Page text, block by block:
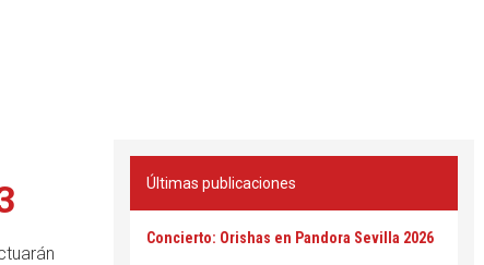
Últimas publicaciones
Concierto: Orishas en Pandora Sevilla 2026